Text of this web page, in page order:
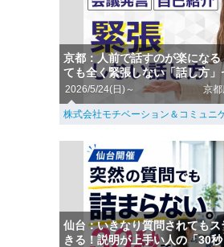
京都：人前で話すのが楽になる
ても全く緊張しない「話し方」
2026/5/24(日)～ 京
株式会社モチベーション＆コミュニ
仙台：いきなり質問されても
きる！説明が上手い人の「30